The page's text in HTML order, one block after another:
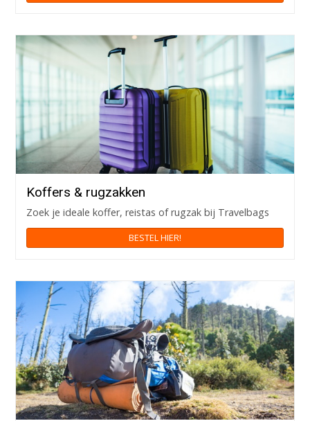
Koffers & rugzakken
Zoek je ideale koffer, reistas of rugzak bij Travelbags
BESTEL HIER!